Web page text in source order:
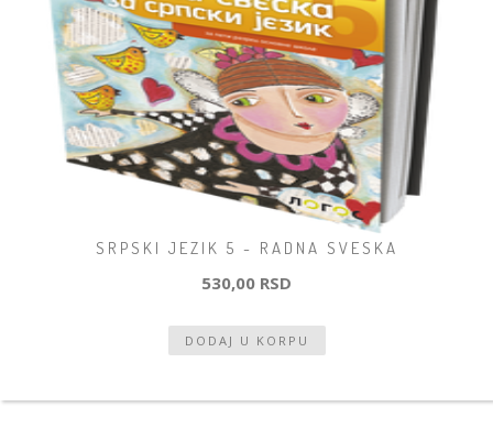
SRPSKI JEZIK 5 - RADNA SVESKA
530,00 RSD